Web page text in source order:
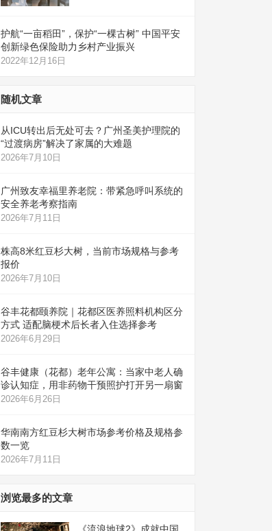
护航“一亩稻田”，保护“一棵古树” 中国平安
创新绿色保险助力乡村产业振兴
2022年12月16日
随机文章
从ICU转出后无处可去？广州圣美护理院的
“过渡病房”解决了家属的大难题
2026年7月10日
广州致友幸福里养老院：带紧急呼叫系统的
安全养老考察指南
2026年7月11日
株高8米红豆杉大树，当前市场规格与参考
报价
2026年7月10日
谷丰花都颐养院｜花都区医养照料机构区分
方式 适配脑梗术后长者入住选择参考
2026年6月29日
谷丰健康（花都）老年公寓：当家中老人确
诊认知症，用非药物干预照护打开另一扇窗
2026年6月26日
华南南方红豆杉大树市场参考价格及规格参
数一览
2026年7月11日
浏览最多的文章
《流浪地球2》成就中国